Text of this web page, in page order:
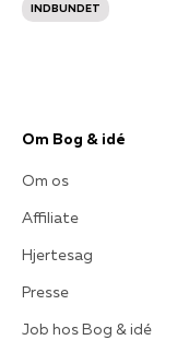
INDBUNDET
Om Bog & idé
Om os
Affiliate
Hjertesag
Presse
Job hos Bog & idé